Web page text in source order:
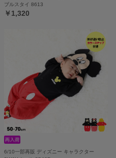
ブルスタイ 8613
￥1,320
6/10一部再販 ディズニー キャラクター